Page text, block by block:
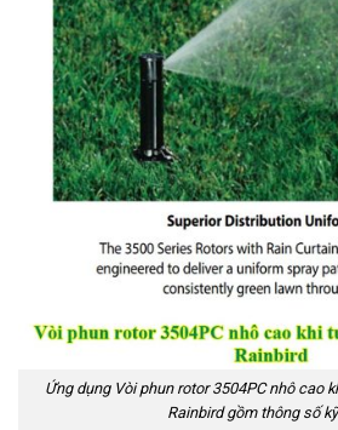
Ứng dụng Vòi phun rotor 3504PC nhô cao
Rainbird gồm thông số